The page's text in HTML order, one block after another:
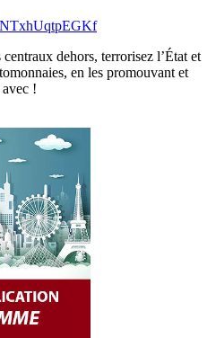
dehors, terrorisez l’État et
en les promouvant et
!